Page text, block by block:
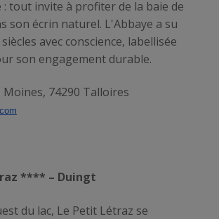
tout invite à profiter de la baie de
son écrin naturel. L'Abbaye a su
avec conscience, labellisée
son engagement durable.
Moines, 74290 Talloires
**** – Duingt
du lac, Le Petit Létraz se